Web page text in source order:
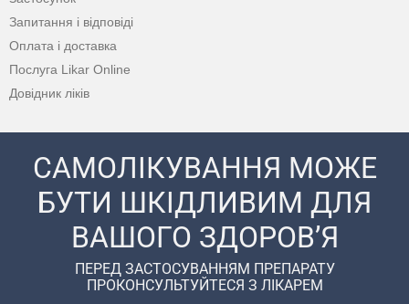
Запитання і відповіді
Оплата і доставка
Послуга Likar Online
Довідник ліків
САМОЛІКУВАННЯ МОЖЕ
БУТИ ШКІДЛИВИМ ДЛЯ
ВАШОГО ЗДОРОВ’Я
ПЕРЕД ЗАСТОСУВАННЯМ ПРЕПАРАТУ
ПРОКОНСУЛЬТУЙТЕСЯ З ЛІКАРЕМ